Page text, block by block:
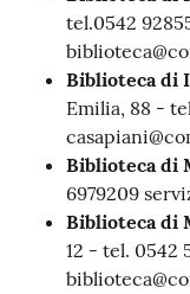
tel.0542
Biblioteca di
Emilia, 88 -
Biblioteca di
6979209
Biblioteca di
12 - tel. 0542